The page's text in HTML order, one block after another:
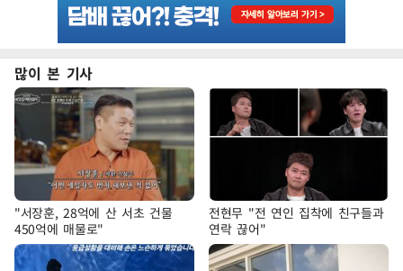
많이 본 기사
"서장훈, 28억에 산 서초 건물
450억에 매물로"
전현무 "전 연인 집착에 친구들과
연락 끊어"